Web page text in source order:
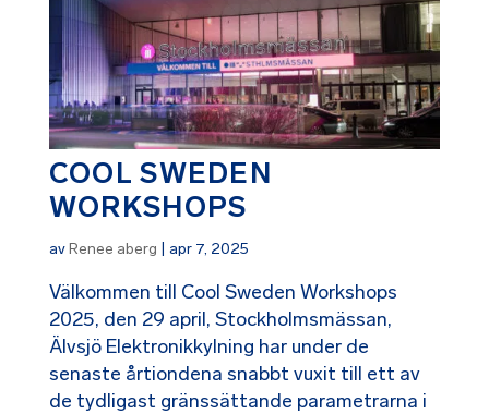
COOL SWEDEN
WORKSHOPS
avRenee aberg apr 7, 2025
Välkommen till Cool Sweden Workshops
2025, den 29 april, Stockholmsmässan,
Älvsjö Elektronikkylning har under de
senaste årtiondena snabbt vuxit till ett av
de tydligast gränssättande parametrarna i